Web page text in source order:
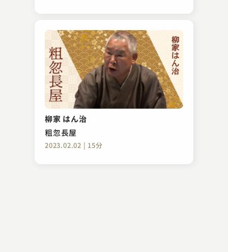
柳家 はん治
粗忽長屋
2023.02.02 | 15分
古今亭 菊太楼
ざるや
2023.10.21 | 8分